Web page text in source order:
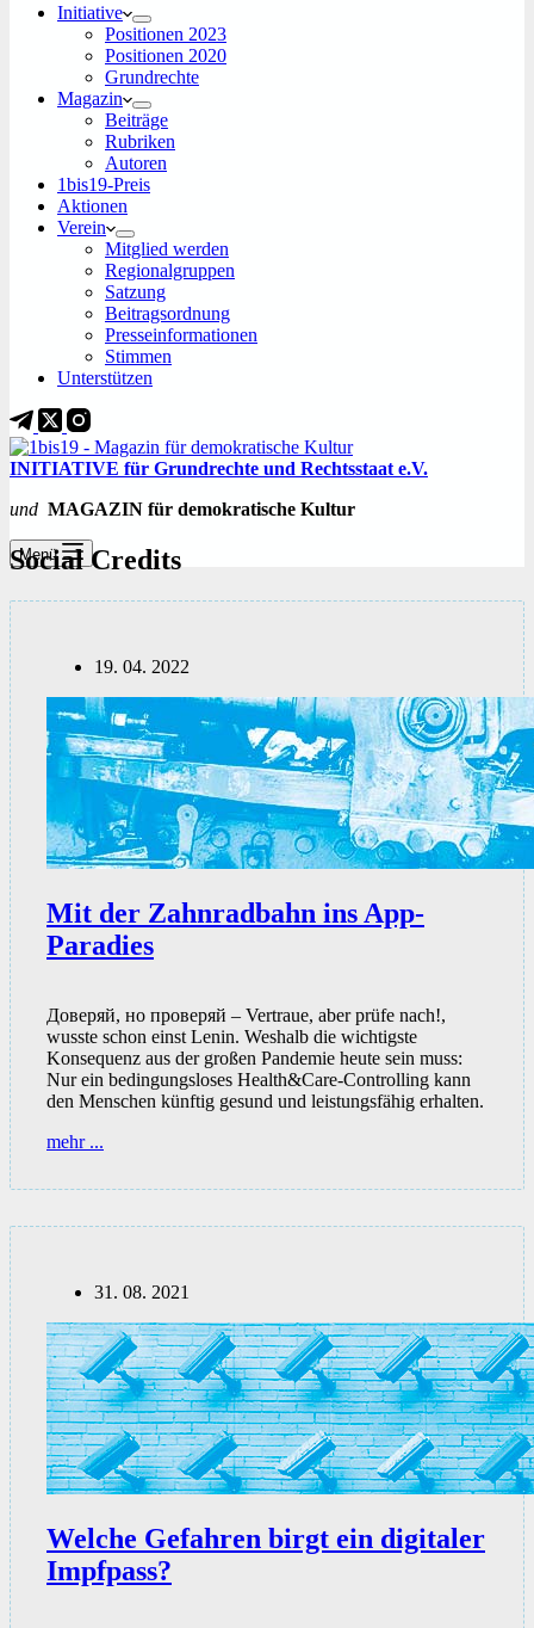
Initiative
Positionen 2023
Positionen 2020
Grundrechte
Magazin
Beiträge
Rubriken
Autoren
1bis19-Preis
Aktionen
Verein
Mitglied werden
Regionalgruppen
Satzung
Beitragsordnung
Presseinformationen
Stimmen
Unterstützen
INITIATIVE für Grundrechte und Rechtsstaat e.V.
und MAGAZIN für demokratische Kultur
Menü
Social Credits
19. 04. 2022
Mit der Zahnradbahn ins App-
Paradies
Доверяй, но проверяй – Vertraue, aber prüfe nach!,
wusste schon einst Lenin. Weshalb die wichtigste
Konsequenz aus der großen Pandemie heute sein muss:
Nur ein bedingungsloses Health&Care-Controlling kann
den Menschen künftig gesund und leistungsfähig erhalten.
mehr ...
App-
31. 08. 2021
Welche Gefahren birgt ein digitaler
Impfpass?